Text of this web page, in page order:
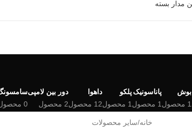
بوش
1 محصول
پاناسونیک
1 محصول
پلکو
1 محصول
داهوا
12 محصول
دور بین لامپی
2 محصول
0 محصول
خانه سایر محصولات